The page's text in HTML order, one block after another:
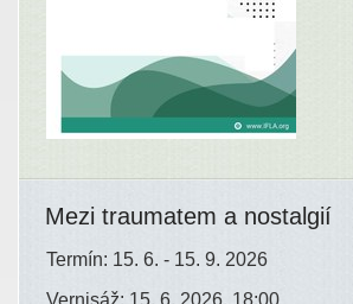
Mezi traumatem a nostalgií
Termín: 15. 6. - 15. 9. 2026
Vernisáž: 15. 6. 2026, 18:00